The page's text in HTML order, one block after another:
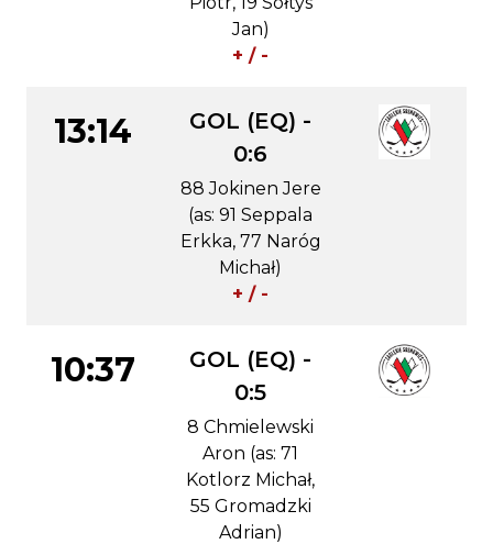
Jan)
+ / -
13:14
GOL (EQ) -
0:6
88 Jokinen Jere
(as: 91 Seppala
Erkka, 77 Naróg
Michał)
+ / -
10:37
GOL (EQ) -
0:5
8 Chmielewski
Aron (as: 71
Kotlorz Michał,
55 Gromadzki
Adrian)